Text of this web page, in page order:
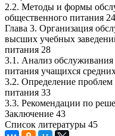
2.2. Методы и формы
общественного питания 24
Глава 3. Организация
высших учебных
питания 28
3.1. Анализ
питания учащихся
3.2. Определение
питания 33
3.3. Рекомендации по
Заключение 43
Список литературы 45